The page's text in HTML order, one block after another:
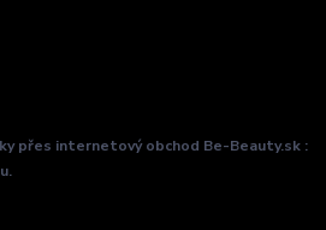
přes internetový obchod Be-Beauty.sk :